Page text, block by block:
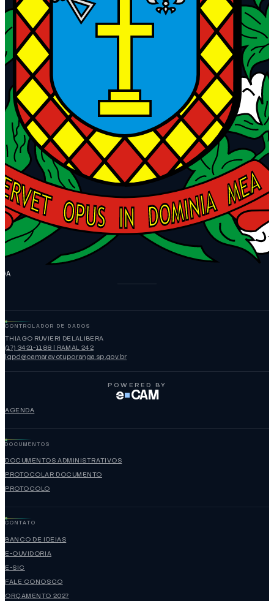
CONTROLADOR DE DADOS
THIAGO RUVIERI DELALIBERA
(17) 3421-1188 | RAMAL 242
lgpd@camaravotuporanga.sp.gov.br
POWERED BY
e CAM
AGENDA
DOCUMENTOS
DOCUMENTOS ADMINISTRATIVOS
PROTOCOLAR DOCUMENTO
PROTOCOLO
CONTATO
BANCO DE IDEIAS
E-OUVIDORIA
E-SIC
FALE CONOSCO
ORÇAMENTO 2027